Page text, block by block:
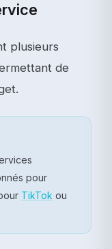
plusieurs
de
pour
TikTok ou